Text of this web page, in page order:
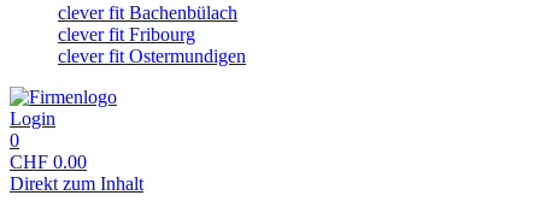
clever fit Bachenbülach
clever fit Fribourg
clever fit Ostermundigen
Login
0
CHF 0.00
Direkt zum Inhalt